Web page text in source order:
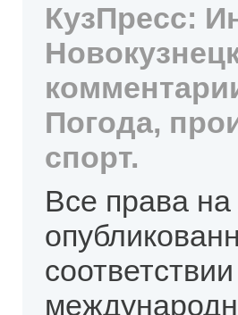
КузПресс:
Погода,
спорт.
Все права